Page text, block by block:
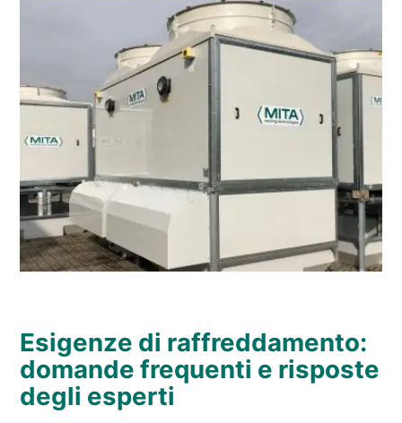
Esigenze di raffreddamento:
domande frequenti e risposte
degli esperti